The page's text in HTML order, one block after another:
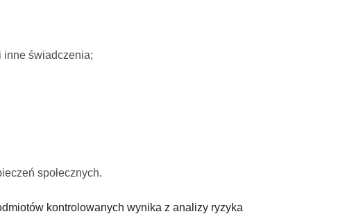
inne świadczenia;
społecznych.
kontrolowanych wynika z analizy ryzyka